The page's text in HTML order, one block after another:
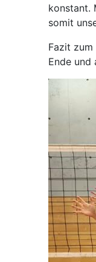
konstant.
somit
Fazit
Ende und